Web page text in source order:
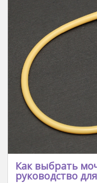
Как выбрать
руководство